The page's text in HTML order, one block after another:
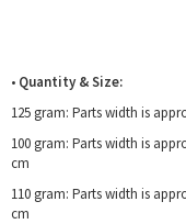
• Quantity & Size:
125 gram: Parts width is
100 gram: Parts width is
cm
110 gram: Parts width is
cm